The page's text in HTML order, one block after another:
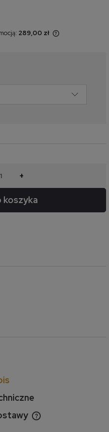
289,00 zł
+
koszyka
kosztów płatności